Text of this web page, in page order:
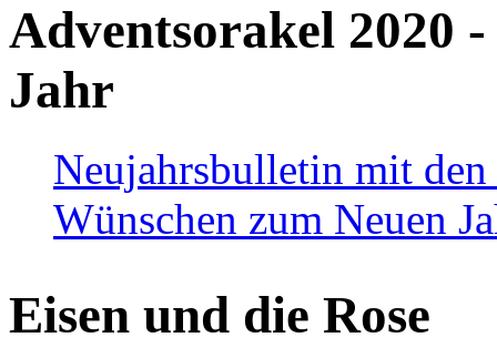
Adventsorakel 2020
Jahr
Neujahrsbulletin mit den
Wünschen zum Neuen
Eisen und die Rose